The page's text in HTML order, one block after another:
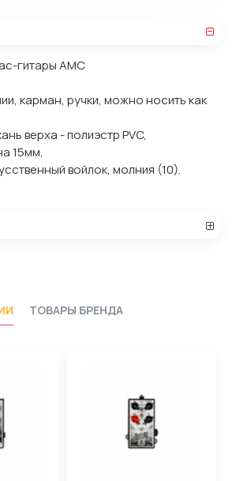
гитары АМС
карман, ручки, можно носить как
верха - полиэстр PVC,
15мм,
войлок, молния (10).
ТОВАРЫ БРЕНДА